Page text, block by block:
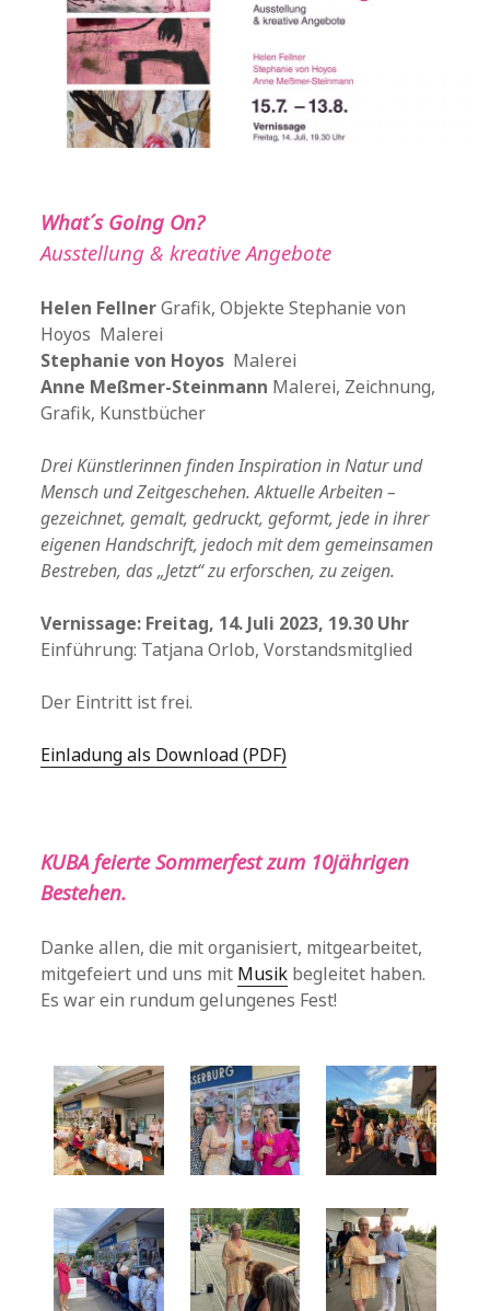
What´s Going On?
Ausstellung & kreative Angebote
Helen FellnerGrafik, Objekte Stephanie von
Hoyos Malerei
Stephanie von Hoyos Malerei
Anne Meßmer-Steinmann Malerei, Zeichnung,
Grafik, Kunstbücher
Drei Künstlerinnen finden Inspiration in Natur und
Mensch und Zeitgeschehen. Aktuelle Arbeiten –
gezeichnet, gemalt, gedruckt, geformt, jede in ihrer
eigenen Handschrift, jedoch mit dem gemeinsamen
Bestreben, das „Jetzt“ zu erforschen, zu zeigen.
Vernissage: Freitag, 14. Juli 2023, 19. 30 Uhr
Einführung: Tatjana Orlob, Vorstandsmitglied
Der Eintritt ist frei.
Einladung als Download (PDF)
KUBA feierte Sommerfest zum 10jährigen
Bestehen.
Danke allen, die mit organisiert, mitgearbeitet,
mitgefeiert und uns mit Musik begleitet haben.
Es war ein rundum gelungenes Fest!